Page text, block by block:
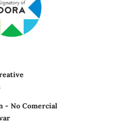
- No Comercial